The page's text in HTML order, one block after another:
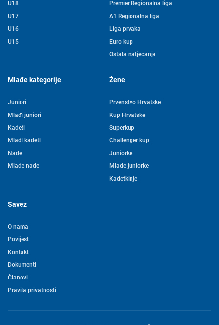
U18
U17
U16
U15
Premier Regionalna liga
A1 Regionalna liga
Liga prvaka
Euro kup
Ostala natjecanja
Mlađe kategorije
Juniori
Mlađi juniori
Kadeti
Mlađi kadeti
Nade
Mlađe nade
Žene
Prvenstvo Hrvatske
Kup Hrvatske
Superkup
Challenger kup
Juniorke
Mlađe juniorke
Kadetkinje
Savez
O nama
Povijest
Kontakt
Dokumenti
Članovi
Pravila privatnosti